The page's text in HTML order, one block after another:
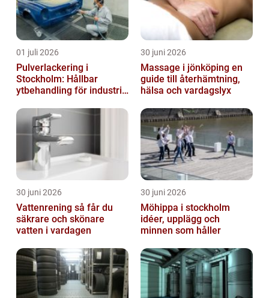
01 juli 2026
Pulverlackering i
Stockholm: Hållbar
ytbehandling för industri
30 juni 2026
Massage i jönköping en
guide till återhämtning,
hälsa och vardagslyx
30 juni 2026
Vattenrening så får du
säkrare och skönare
vatten i vardagen
30 juni 2026
Möhippa i stockholm
idéer, upplägg och
minnen som håller